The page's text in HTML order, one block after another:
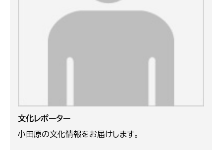
文化レポーター
小田原の文化情報をお届けします。